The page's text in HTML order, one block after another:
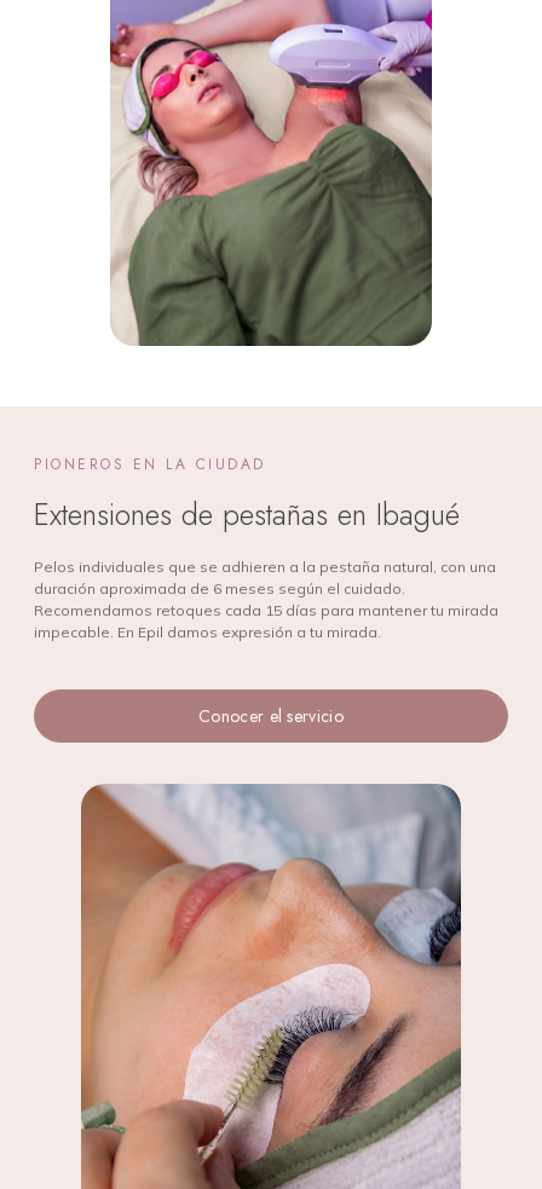
PIONEROS EN LA CIUDAD
Extensiones de pestañas en Ibagué
Pelos individuales que se adhieren a la pestaña natural, con una
duración aproximada de 6 meses según el cuidado.
Recomendamos retoques cada 15 días para mantener tu mirada
impecable. En Epil damos expresión a tu mirada.
Conocer el servicio